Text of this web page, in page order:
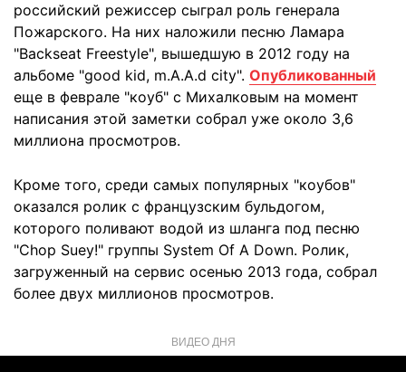
российский режиссер сыграл роль генерала
Пожарского. На них наложили песню Ламара
"Backseat Freestyle", вышедшую в 2012 году на
альбоме "good kid, m.A.A.d city". Опубликованный
еще в феврале "коуб" с Михалковым на момент
написания этой заметки собрал уже около 3,6
миллиона просмотров.
Кроме того, среди самых популярных "коубов"
оказался ролик с французским бульдогом,
которого поливают водой из шланга под песню
"Chop Suey!" группы System Of A Down. Ролик,
загруженный на сервис осенью 2013 года, собрал
более двух миллионов просмотров.
ВИДЕО ДНЯ